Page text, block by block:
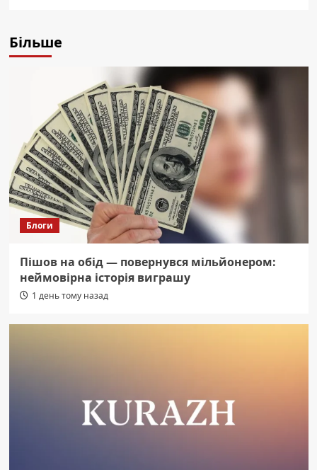
Більше
Блоги
Пішов на обід — повернувся мільйонером:
неймовірна історія виграшу
1 день тому назад